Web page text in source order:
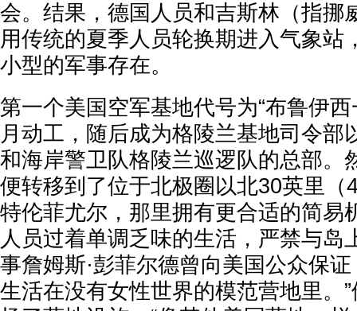
会。结果，德国人员和吉斯林（指挪
用传统的夏季人员轮换期进入气象站
小型的军事存在。
第一个美国空军基地代号为“布鲁伊
月动工，随后成为格陵兰基地司令部
和海岸警卫队格陵兰巡逻队的总部。
便转移到了位于北极圈以北30英里（
特伦菲尤尔，那里拥有更合适的简易
人员过着单调乏味的生活，严禁与岛
事詹姆斯·彭菲尔德曾向美国公众保
生活在没有女性世界的模范营地里。